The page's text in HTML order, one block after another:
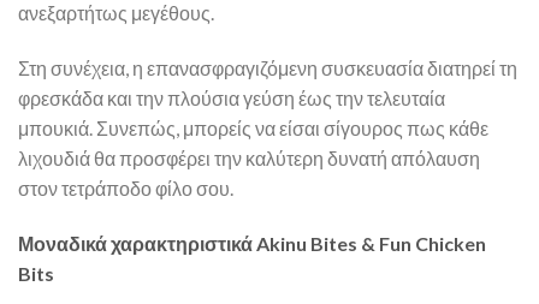
ανεξαρτήτως μεγέθους.
Στη συνέχεια, η επανασφραγιζόμενη συσκευασία διατηρεί τη
φρεσκάδα και την πλούσια γεύση έως την τελευταία
μπουκιά. Συνεπώς, μπορείς να είσαι σίγουρος πως κάθε
λιχουδιά θα προσφέρει την καλύτερη δυνατή απόλαυση
στον τετράποδο φίλο σου.
Μοναδικά χαρακτηριστικά Akinu Bites & Fun Chicken
Bits